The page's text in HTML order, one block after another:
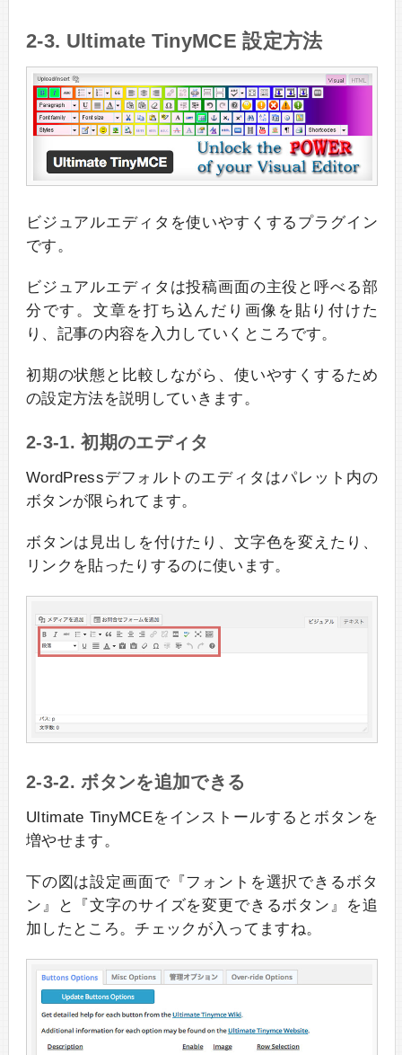
2-3. Ultimate TinyMCE 設定方法
ビジュアルエディタを使いやすくするプラグイン
です。
ビジュアルエディタは投稿画面の主役と呼べる部
分です。文章を打ち込んだり画像を貼り付けた
り、記事の内容を入力していくところです。
初期の状態と比較しながら、使いやすくするため
の設定方法を説明していきます。
2-3-1. 初期のエディタ
WordPressデフォルトのエディタはパレット内の
ボタンが限られてます。
ボタンは見出しを付けたり、文字色を変えたり、
リンクを貼ったりするのに使います。
2-3-2. ボタンを追加できる
Ultimate TinyMCEをインストールするとボタンを
増やせます。
下の図は設定画面で『フォントを選択できるボタ
ン』と『文字のサイズを変更できるボタン』を追
加したところ。チェックが入ってますね。